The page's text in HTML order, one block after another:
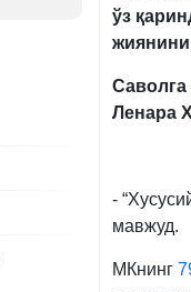
ўз
Саволга
Ленара
-
мавжуд.
МКнинг